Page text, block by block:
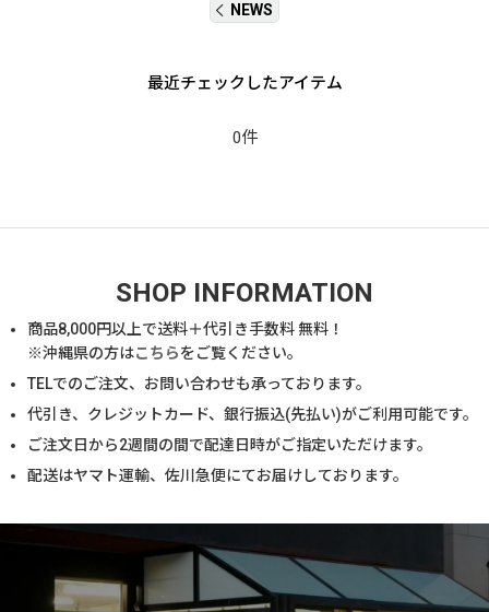
NEWS
最近チェックしたアイテム
0件
SHOP INFORMATION
商品8,000円以上で送料＋代引き手数料 無料！
※沖縄県の方はこちらをご覧ください。
TELでのご注文、お問い合わせも承っております。
代引き、クレジットカード、銀行振込(先払い)がご利用可能です。
ご注文日から2週間の間で配達日時がご指定いただけます。
配送はヤマト運輸、佐川急便にてお届けしております。